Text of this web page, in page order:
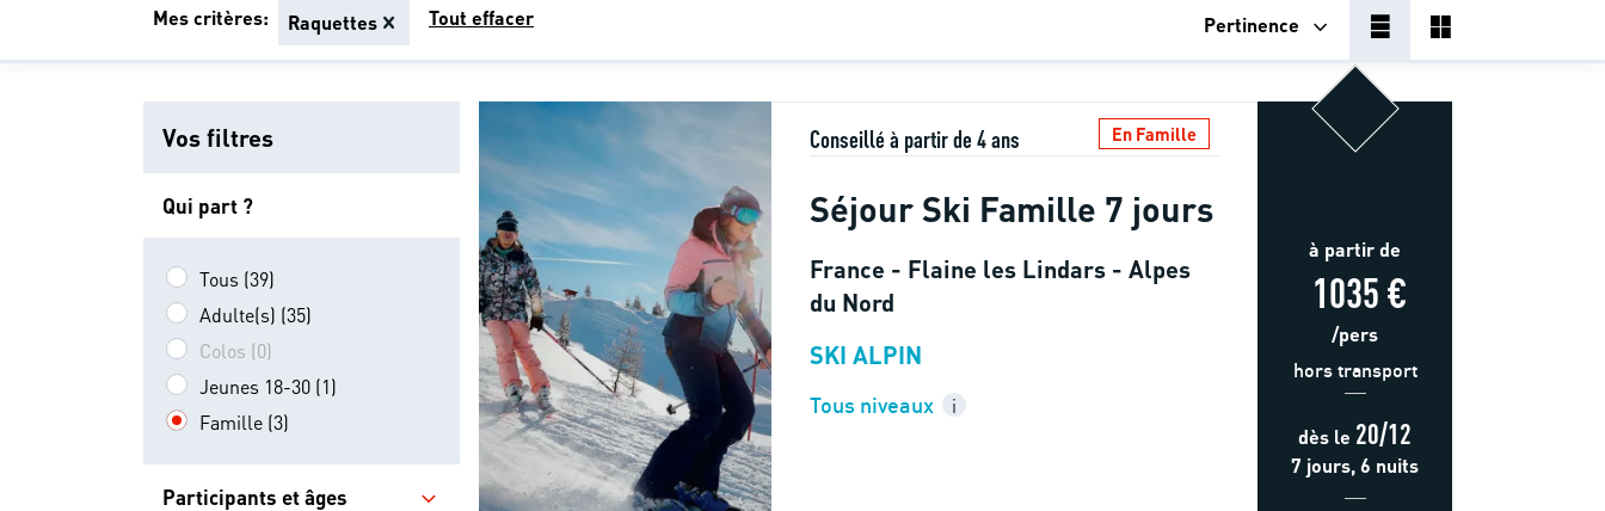
Mes critères: Raquettes Tout effacer Pertinence
Vos filtres
Qui part ?
Tous (39)
Adulte(s) (35)
Colos (0)
Jeunes 18-30 (1)
Famille (3)
Participants et âges
Conseillé à partir de 4 ans En Famille
Séjour Ski Famille 7 jours
France - Flaine les Lindars - Alpes
du Nord
SKI ALPIN
Tous niveaux i
à partir de
1035 €
/pers
hors transport
dès le 20/12
7 jours, 6 nuits